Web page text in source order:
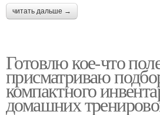
читать дальше →
Готовлю кое-что
присматриваю
компактного
домашних